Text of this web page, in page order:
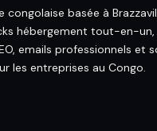
congolaise basée à
hébergement tout-en-un,
emails professionnels et
les entreprises au Congo.